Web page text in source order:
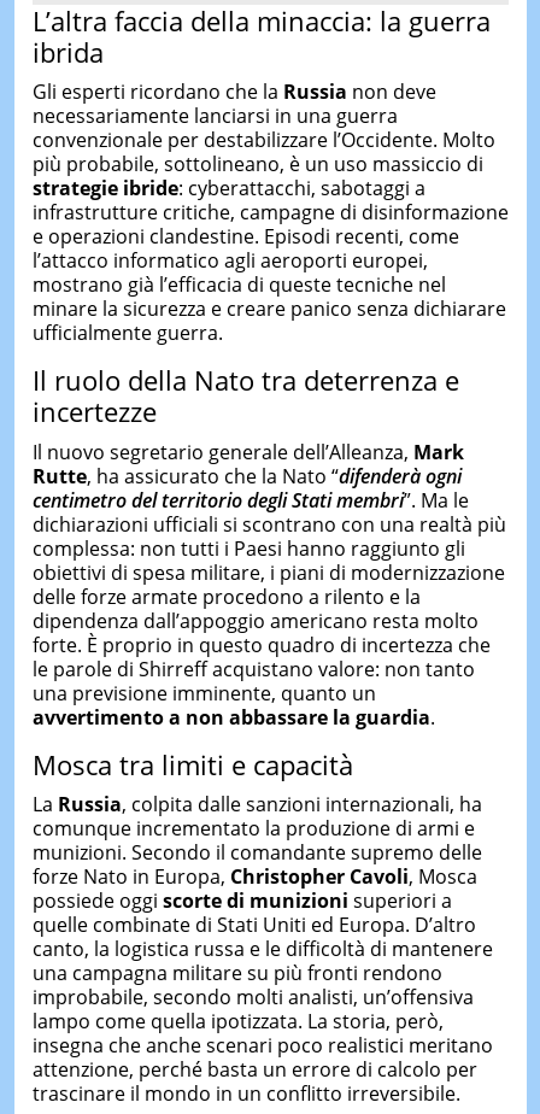
L’altra faccia della minaccia: la guerra
ibrida
Gli esperti ricordano che la Russia non deve
necessariamente lanciarsi in una guerra
convenzionale per destabilizzare l’Occidente. Molto
più probabile, sottolineano, è un uso massiccio di
strategie ibride: cyberattacchi, sabotaggi a
infrastrutture critiche, campagne di disinformazione
e operazioni clandestine. Episodi recenti, come
l’attacco informatico agli aeroporti europei,
mostrano già l’efficacia di queste tecniche nel
minare la sicurezza e creare panico senza dichiarare
ufficialmente guerra.
Il ruolo della Nato tra deterrenza e
incertezze
Il nuovo segretario generale dell’Alleanza, Mark
Rutte, ha assicurato che la Nato “difenderà ogni
centimetro del territorio degli Stati membri”. Ma le
dichiarazioni ufficiali si scontrano con una realtà più
complessa: non tutti i Paesi hanno raggiunto gli
obiettivi di spesa militare, i piani di modernizzazione
delle forze armate procedono a rilento e la
dipendenza dall’appoggio americano resta molto
forte. È proprio in questo quadro di incertezza che
le parole di Shirreff acquistano valore: non tanto
una previsione imminente, quanto un
avvertimento a non abbassare la guardia.
Mosca tra limiti e capacità
La Russia, colpita dalle sanzioni internazionali, ha
comunque incrementato la produzione di armi e
munizioni. Secondo il comandante supremo delle
forze Nato in Europa, Christopher Cavoli, Mosca
possiede oggi scorte di munizioni superiori a
quelle combinate di Stati Uniti ed Europa. D’altro
canto, la logistica russa e le difficoltà di mantenere
una campagna militare su più fronti rendono
improbabile, secondo molti analisti, un’offensiva
lampo come quella ipotizzata. La storia, però,
insegna che anche scenari poco realistici meritano
attenzione, perché basta un errore di calcolo per
trascinare il mondo in un conflitto irreversibile.